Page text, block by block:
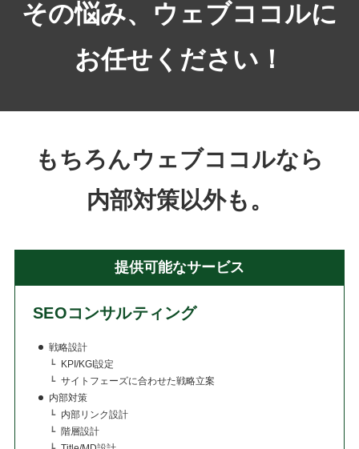
その悩み、ウェブココルに
お任せください！
もちろんウェブココルなら
内部対策以外も。
提供可能なサービス
SEOコンサルティング
戦略設計
KPI/KGI設定
サイトフェーズに合わせた戦略立案
内部対策
内部リンク設計
階層設計